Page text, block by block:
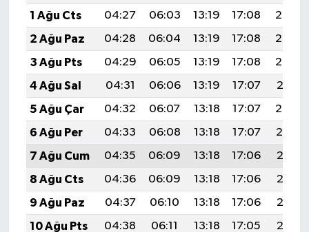
1 Ağu Cts
04:27 06:03 13:19 17:08
20:24
2 Ağu Paz
04:28 06:04 13:19 17:08
20:23
3 Ağu Pts
04:29 06:05 13:19 17:08
20:22
4 Ağu Sal
04:31 06:06 13:19 17:07
20:21
5 Ağu Çar
04:32 06:07 13:18 17:07
20:20
6 Ağu Per
04:33 06:08 13:18 17:07
20:19
7 Ağu Cum
04:35 06:09 13:18 17:06
20:18
8 Ağu Cts
04:36 06:09 13:18 17:06
20:17
9 Ağu Paz
04:37 06:10 13:18 17:06
20:16
10 Ağu Pts
04:38 06:11 13:18 17:05
20:15